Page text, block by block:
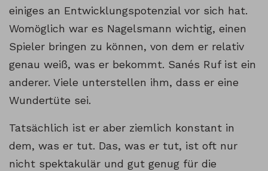
einiges an Entwicklungspotenzial vor sich hat.
Womöglich war es Nagelsmann wichtig, einen
Spieler bringen zu können, von dem er relativ
genau weiß, was er bekommt. Sanés Ruf ist ein
anderer. Viele unterstellen ihm, dass er eine
Wundertüte sei.
Tatsächlich ist er aber ziemlich konstant in
dem, was er tut. Das, was er tut, ist oft nur
nicht spektakulär und gut genug für die